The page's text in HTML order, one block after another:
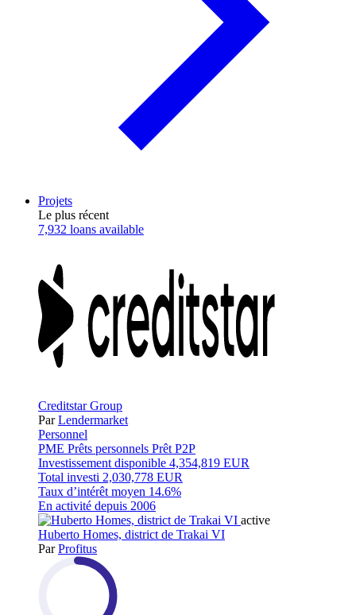
Projets
Le plus récent
7,932 loans available
Creditstar Group
ParLendermarket
Personnel
PME Prêts personnels Prêt P2P
Investissement disponible 4,354,819 EUR
Total investi 2,030,778 EUR
Taux d’intérêt moyen 14.6%
En activité depuis 2006
active
Huberto Homes, district de Trakai VI
ParProfitus